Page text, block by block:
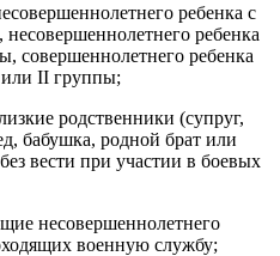
ребенка с
ребенка
совершеннолетнего ребенка
или II группы;
родственники (супруг,
бабушка, родной брат или
вести при участии в боевых
несовершеннолетнего
военную службу;